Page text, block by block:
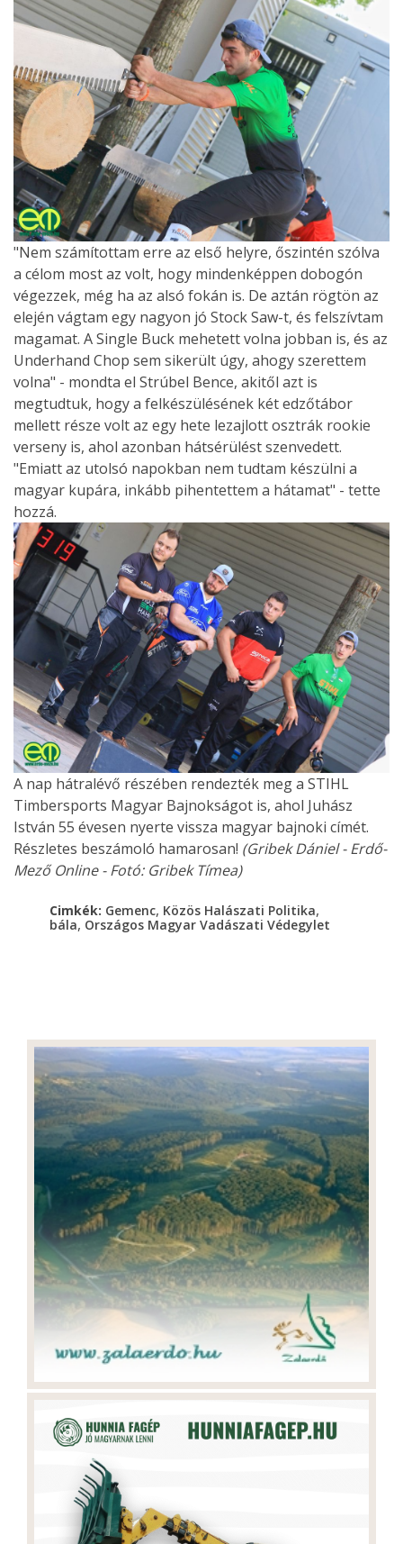
"Nem számítottam erre az első helyre, őszintén szólva
a célom most az volt, hogy mindenképpen dobogón
végezzek, még ha az alsó fokán is. De aztán rögtön az
elején vágtam egy nagyon jó Stock Saw-t, és felszívtam
magamat. A Single Buck mehetett volna jobban is, és az
Underhand Chop sem sikerült úgy, ahogy szerettem
volna" - mondta el Strúbel Bence, akitől azt is
megtudtuk, hogy a felkészülésének két edzőtábor
mellett része volt az egy hete lezajlott osztrák rookie
verseny is, ahol azonban hátsérülést szenvedett.
"Emiatt az utolsó napokban nem tudtam készülni a
magyar kupára, inkább pihentettem a hátamat" - tette
hozzá.
A nap hátralévő részében rendezték meg a STIHL
Timbersports Magyar Bajnokságot is, ahol Juhász
István 55 évesen nyerte vissza magyar bajnoki címét.
Részletes beszámoló hamarosan! (Gribek Dániel - Erdő-
Mező Online - Fotó: Gribek Tímea)
Cimkék: Gemenc, Közös Halászati Politika,
bála, Országos Magyar Vadászati Védegylet